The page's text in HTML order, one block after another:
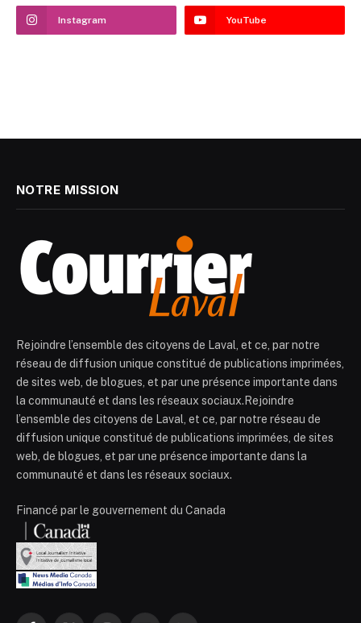
Instagram YouTube
NOTRE MISSION
Rejoindre l’ensemble des citoyens de Laval, et ce, par notre
réseau de diffusion unique constitué de publications imprimées,
de sites web, de blogues, et par une présence importante dans
la communauté et dans les réseaux sociaux.Rejoindre
l’ensemble des citoyens de Laval, et ce, par notre réseau de
diffusion unique constitué de publications imprimées, de sites
web, de blogues, et par une présence importante dans la
communauté et dans les réseaux sociaux.
Financé par le gouvernement du Canada